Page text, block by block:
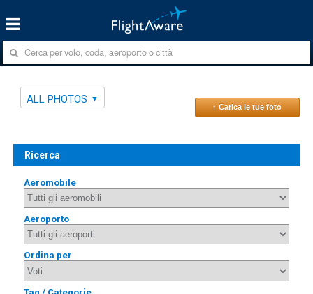
ALL PHOTOS
↑ Carica le tue foto
Ricerca
Aeromobile
Aeroporto
Ordina per